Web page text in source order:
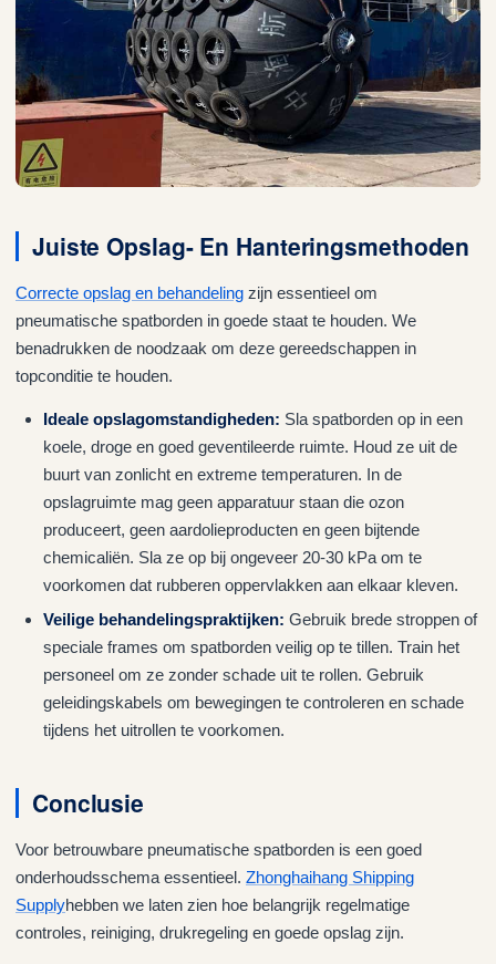
Juiste Opslag- En Hanteringsmethoden
Correcte opslag en behandeling zijn essentieel om
pneumatische spatborden in goede staat te houden. We
benadrukken de noodzaak om deze gereedschappen in
topconditie te houden.
Ideale opslagomstandigheden: Sla spatborden op in een
koele, droge en goed geventileerde ruimte. Houd ze uit de
buurt van zonlicht en extreme temperaturen. In de
opslagruimte mag geen apparatuur staan die ozon
produceert, geen aardolieproducten en geen bijtende
chemicaliën. Sla ze op bij ongeveer 20-30 kPa om te
voorkomen dat rubberen oppervlakken aan elkaar kleven.
Veilige behandelingspraktijken: Gebruik brede stroppen of
speciale frames om spatborden veilig op te tillen. Train het
personeel om ze zonder schade uit te rollen. Gebruik
geleidingskabels om bewegingen te controleren en schade
tijdens het uitrollen te voorkomen.
Conclusie
Voor betrouwbare pneumatische spatborden is een goed
onderhoudsschema essentieel. Zhonghaihang Shipping
Supplyhebben we laten zien hoe belangrijk regelmatige
controles, reiniging, drukregeling en goede opslag zijn.